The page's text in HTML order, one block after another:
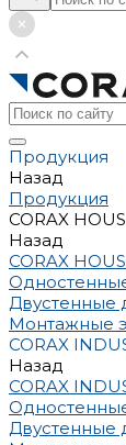
Продукция
Назад
Продукция
CORAX
Назад
CORAX
Двустенные
Монтажные
CORAX
Назад
CORAX
Двустенные